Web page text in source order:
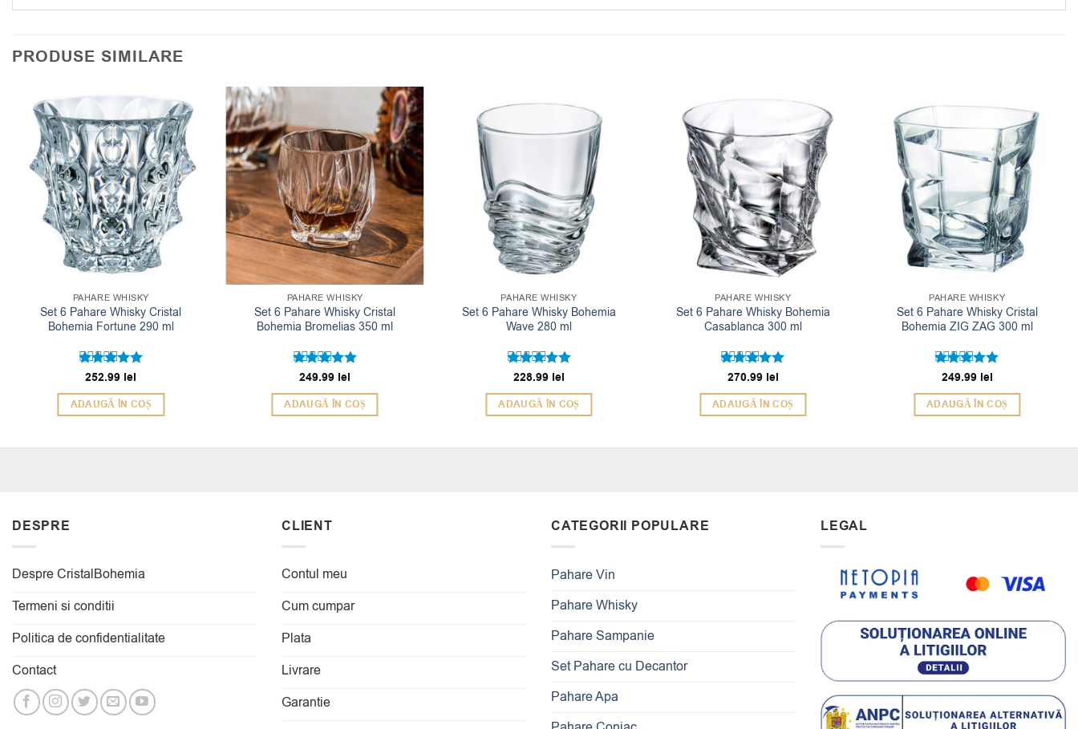
PRODUSE SIMILARE
PAHARE WHISKY
Set 6 Pahare Whisky Cristal
Bohemia Fortune 290 ml
Evaluat la
5
252.99 lei
ADAUGĂ ÎN COȘ
PAHARE WHISKY
Set 6 Pahare Whisky Cristal
Bohemia Bromelias 350 ml
Evaluat la
5
249.99 lei
ADAUGĂ ÎN COȘ
PAHARE WHISKY
Set 6 Pahare Whisky Bohemia
Wave 280 ml
Evaluat la
5
228.99 lei
ADAUGĂ ÎN COȘ
PAHARE WHISKY
Set 6 Pahare Whisky Bohemia
Casablanca 300 ml
Evaluat la
5
270.99 lei
ADAUGĂ ÎN COȘ
PAHARE WHISKY
Set 6 Pahare Whisky Cristal
Bohemia ZIG ZAG 300 ml
Evaluat la
5
249.99 lei
ADAUGĂ ÎN COȘ
DESPRE
Despre CristalBohemia
Termeni si conditii
Politica de confidentialitate
Contact
CLIENT
Contul meu
Cum cumpar
Plata
Livrare
Garantie
CATEGORII POPULARE
Pahare Vin
Pahare Whisky
Pahare Sampanie
Set Pahare cu Decantor
Pahare Apa
LEGAL